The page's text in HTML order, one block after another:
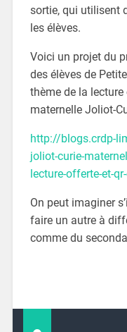
sortie, qui utilisent
les élèves.
Voici un projet du
des élèves de
thème de la lecture
maternelle Joliot-
http://blogs.crdp-
joliot-curie-
lecture-offerte-et-
On peut imaginer
faire un autre à
comme du